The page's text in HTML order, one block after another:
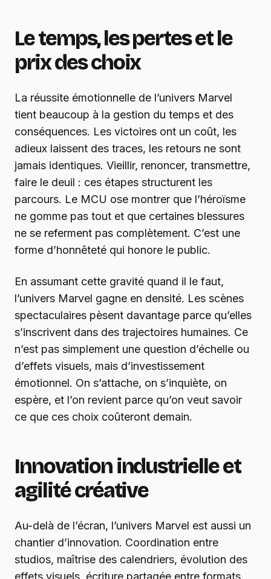
Le temps, les pertes et le
prix des choix
La réussite émotionnelle de l’univers Marvel
tient beaucoup à la gestion du temps et des
conséquences. Les victoires ont un coût, les
adieux laissent des traces, les retours ne sont
jamais identiques. Vieillir, renoncer, transmettre,
faire le deuil : ces étapes structurent les
parcours. Le MCU ose montrer que l’héroïsme
ne gomme pas tout et que certaines blessures
ne se referment pas complètement. C’est une
forme d’honnêteté qui honore le public.
En assumant cette gravité quand il le faut,
l’univers Marvel gagne en densité. Les scènes
spectaculaires pèsent davantage parce qu’elles
s’inscrivent dans des trajectoires humaines. Ce
n’est pas simplement une question d’échelle ou
d’effets visuels, mais d’investissement
émotionnel. On s’attache, on s’inquiète, on
espère, et l’on revient parce qu’on veut savoir
ce que ces choix coûteront demain.
Innovation industrielle et
agilité créative
Au-delà de l’écran, l’univers Marvel est aussi un
chantier d’innovation. Coordination entre
studios, maîtrise des calendriers, évolution des